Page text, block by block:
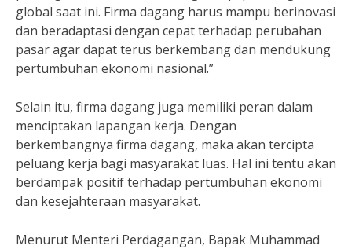
global saat ini. Firma dagang harus mampu berinovasi
dan beradaptasi dengan cepat terhadap perubahan
pasar agar dapat terus berkembang dan mendukung
pertumbuhan ekonomi nasional.”
Selain itu, firma dagang juga memiliki peran dalam
menciptakan lapangan kerja. Dengan
berkembangnya firma dagang, maka akan tercipta
peluang kerja bagi masyarakat luas. Hal ini tentu akan
berdampak positif terhadap pertumbuhan ekonomi
dan kesejahteraan masyarakat.
Menurut Menteri Perdagangan, Bapak Muhammad